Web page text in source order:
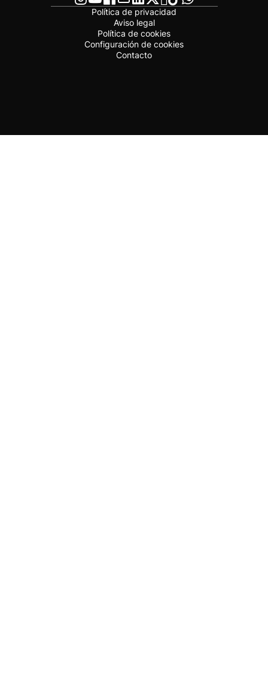
Política de privacidad
Aviso legal
Política de cookies
Configuración de cookies
Contacto